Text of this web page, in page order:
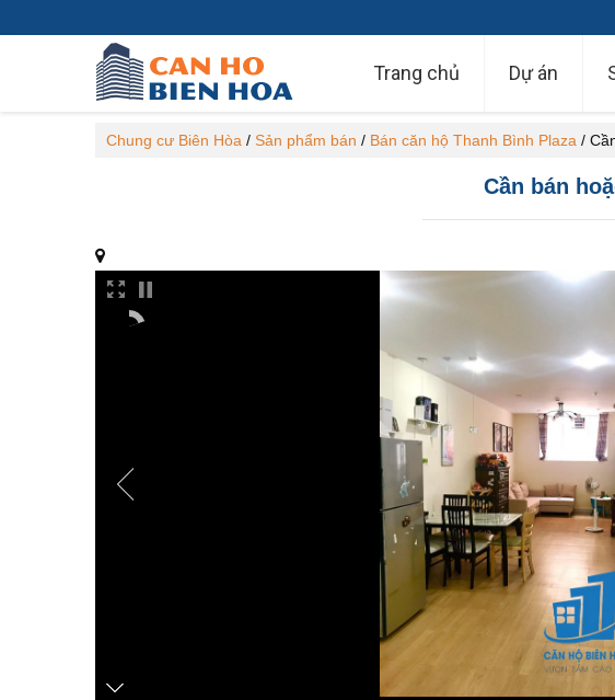
Trang chủ Dự án
Chung cư Biên Hòa / Sản phẩm bán / Bán căn hộ Thanh Bình Plaza /
Cần bán